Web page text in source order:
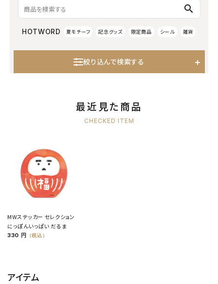
search
HOTWORD 夏モチーフ 記念グッズ 限定商品 シール 雑貨
絞り込んで検索する
最近見た商品
CHECKED ITEM
MWステッカー セレクション
にっぽんいっぱい だるま
330 円 （税込）
アイテム